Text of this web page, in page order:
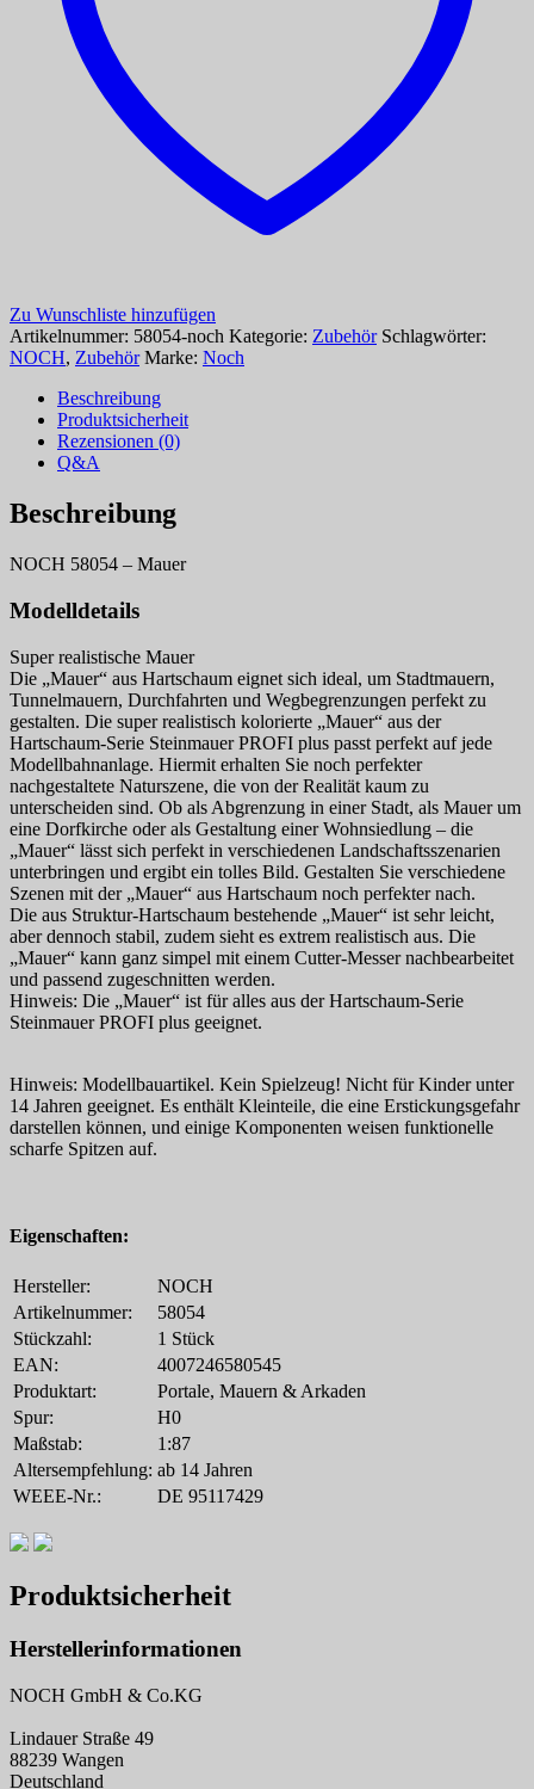
Zu Wunschliste hinzufügen
Artikelnummer: 58054-noch Kategorie: Zubehör Schlagwörter:
NOCH, Zubehör Marke: Noch
Beschreibung
Produktsicherheit
Rezensionen (0)
Q&A
Beschreibung
NOCH 58054 – Mauer
Modelldetails
Super realistische Mauer
Die „Mauer“ aus Hartschaum eignet sich ideal, um Stadtmauern,
Tunnelmauern, Durchfahrten und Wegbegrenzungen perfekt zu
gestalten. Die super realistisch kolorierte „Mauer“ aus der
Hartschaum-Serie Steinmauer PROFI plus passt perfekt auf jede
Modellbahnanlage. Hiermit erhalten Sie noch perfekter
nachgestaltete Naturszene, die von der Realität kaum zu
unterscheiden sind. Ob als Abgrenzung in einer Stadt, als Mauer um
eine Dorfkirche oder als Gestaltung einer Wohnsiedlung – die
„Mauer“ lässt sich perfekt in verschiedenen Landschaftsszenarien
unterbringen und ergibt ein tolles Bild. Gestalten Sie verschiedene
Szenen mit der „Mauer“ aus Hartschaum noch perfekter nach.
Die aus Struktur-Hartschaum bestehende „Mauer“ ist sehr leicht,
aber dennoch stabil, zudem sieht es extrem realistisch aus. Die
„Mauer“ kann ganz simpel mit einem Cutter-Messer nachbearbeitet
und passend zugeschnitten werden.
Hinweis: Die „Mauer“ ist für alles aus der Hartschaum-Serie
Steinmauer PROFI plus geeignet.
Hinweis: Modellbauartikel. Kein Spielzeug! Nicht für Kinder unter
14 Jahren geeignet. Es enthält Kleinteile, die eine Erstickungsgefahr
darstellen können, und einige Komponenten weisen funktionelle
scharfe Spitzen auf.
Eigenschaften:
Hersteller:
NOCH
Artikelnummer:
58054
Stückzahl:
1 Stück
EAN:
4007246580545
Produktart:
Portale, Mauern & Arkaden
Spur:
H0
Maßstab:
1:87
Altersempfehlung: ab 14 Jahren
WEEE-Nr.:
DE 95117429
Produktsicherheit
Herstellerinformationen
NOCH GmbH & Co.KG
Lindauer Straße 49
88239 Wangen
Deutschland